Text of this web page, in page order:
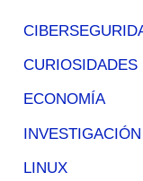
CURIOSIDADES
ECONOMÍA
INVESTIGACIÓN
LINUX